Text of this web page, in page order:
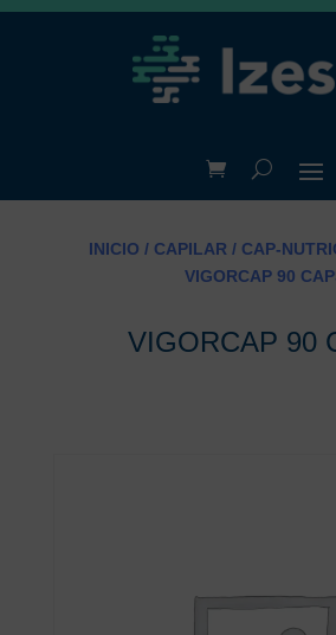
INICIO / CAPILAR / CAP-
VIGORCAP 90
VIGORCAP 90